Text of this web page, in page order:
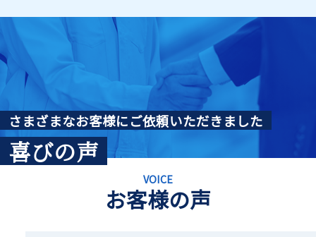
さまざまなお客様にご依頼いただきました
喜びの声
VOICE
お客様の声